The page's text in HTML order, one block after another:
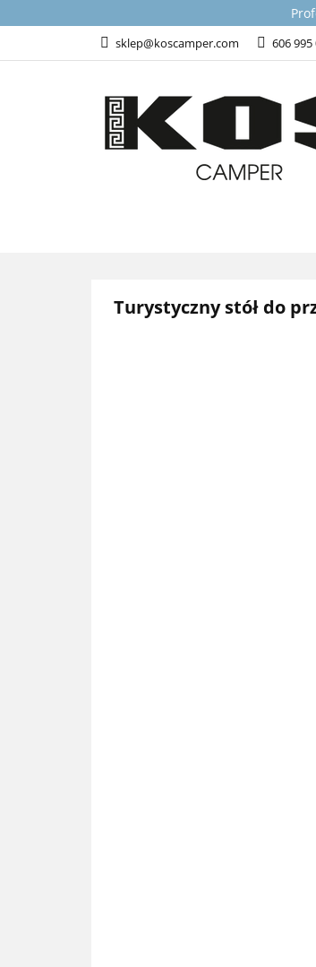
sklep@koscamper.com 606 995
Turystyczny stół do